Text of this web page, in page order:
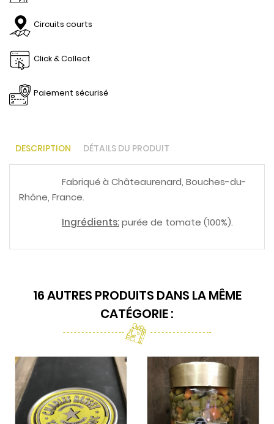
Circuits courts
Click & Collect
Paiement sécurisé
DESCRIPTION DÉTAILS DU PRODUIT
Fabriqué à Châteaurenard, Bouches-du-
Rhône, France.
Ingrédients:purée de tomate (100%).
16 AUTRES PRODUITS DANS LA MÊME
CATÉGORIE :